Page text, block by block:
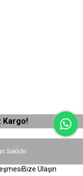
Kargo!
Saklıdır.
Bize Ulaşın